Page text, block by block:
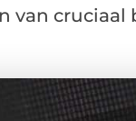
van cruciaal